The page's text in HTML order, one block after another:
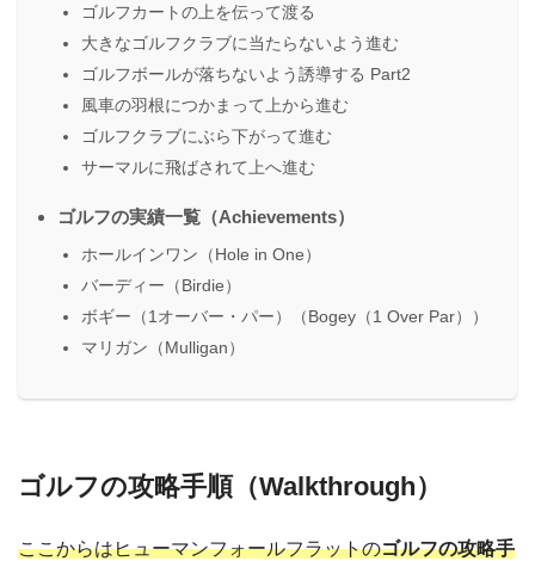
ゴルフカートの上を伝って渡る
大きなゴルフクラブに当たらないよう進む
ゴルフボールが落ちないよう誘導する Part2
風車の羽根につかまって上から進む
ゴルフクラブにぶら下がって進む
サーマルに飛ばされて上へ進む
ゴルフの実績一覧（Achievements）
ホールインワン（Hole in One）
バーディー（Birdie）
ボギー（1オーバー・パー）（Bogey（1 Over Par））
マリガン（Mulligan）
ゴルフの攻略手順（Walkthrough）
ここからはヒューマンフォールフラットのゴルフの攻略手